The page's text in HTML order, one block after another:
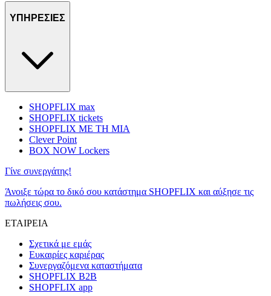
ΥΠΗΡΕΣΙΕΣ
SHOPFLIX max
SHOPFLIX tickets
SHOPFLIX ΜΕ ΤΗ ΜΙΑ
Clever Point
BOX NOW Lockers
Γίνε συνεργάτης!
Άνοιξε τώρα το δικό σου κατάστημα SHOPFLIX και αύξησε τις
πωλήσεις σου.
ΕΤΑΙΡΕΙΑ
Σχετικά με εμάς
Ευκαιρίες καριέρας
Συνεργαζόμενα καταστήματα
SHOPFLIX B2B
SHOPFLIX app